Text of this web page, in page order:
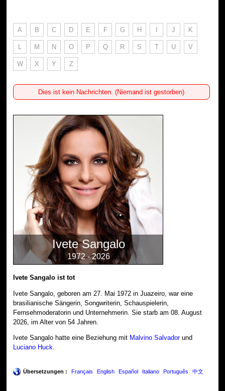
A B C D E F G H I J K
L M N O P Q R S T U V
W X Y Z
Dies ist kein Nachrichten. (Niemand ist gestorben)
Ivete Sangalo
1972 - 2026
Ivete Sangalo ist tot
Ivete Sangalo, geboren am 27. Mai 1972 in Juazeiro, war eine
brasilianische Sängerin, Songwriterin, Schauspielerin,
Fernsehmoderatorin und Unternehmerin. Sie starb am 08. August
2026, im Alter von 54 Jahren.
Ivete Sangalo hatte eine Beziehung mit Malvino Salvadorund
Luciano Huck.
Übersetzungen : Français English Español Italiano Português 中文